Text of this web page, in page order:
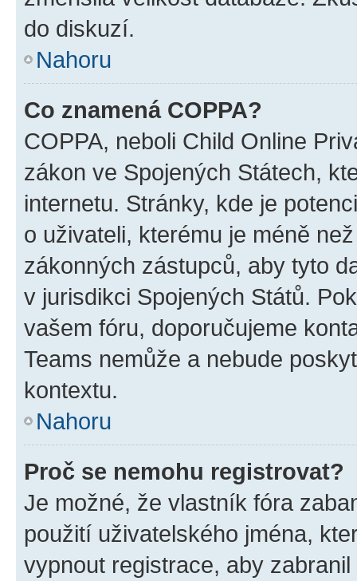
do diskuzí.
Nahoru
Co znamená COPPA?
COPPA, neboli Child Online
zákon ve Spojených Státech,
internetu. Stránky, kde je
o uživateli, kterému je méně
zákonných zástupců, aby tyto
v jurisdikci Spojených Států.
vašem fóru, doporučujeme
Teams nemůže a nebude
kontextu.
Nahoru
Proč se nemohu registrovat?
Je možné, že vlastník fóra
použití uživatelského jména,
vypnout registrace, aby